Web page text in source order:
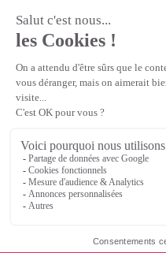
la référence en perles et bijoux
perles en ligne, telles que les
et cristaux et strass en cristal
apprêts en Argent 925, Gold
Matière Première est un
Première
Veuillez patienter...
Continuer vos achats
or Voir le